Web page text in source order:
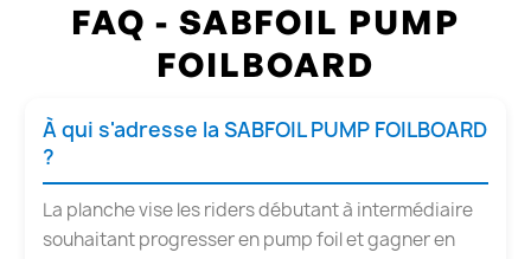
FAQ - SABFOIL PUMP
FOILBOARD
À qui s'adresse la SABFOIL PUMP FOILBOARD
?
La planche vise les riders débutant à intermédiaire
souhaitant progresser en pump foil et gagner en